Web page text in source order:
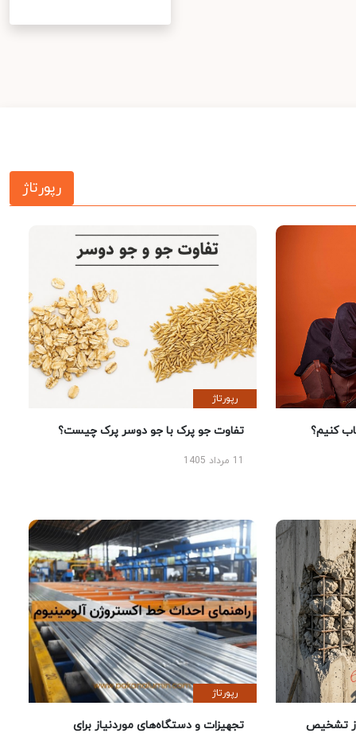
رپورتاژ
کنیم؟
رپورتاژ
تفاوت جو پرک با جو دوسر پرک چیست؟
تشخیص
رپورتاژ
تجهیزات و دستگاه‌های موردنیاز برای